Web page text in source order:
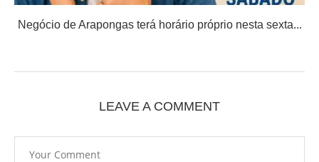
Negócio de Arapongas terá horário próprio nesta sexta...
LEAVE A COMMENT